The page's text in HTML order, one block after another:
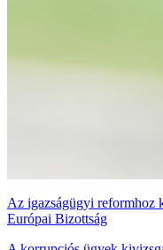
Az igazságügyi reformhoz
Európai Bizottság